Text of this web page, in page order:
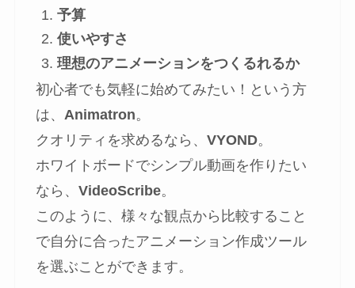
予算
使いやすさ
理想のアニメーションをつくるれるか
初心者でも気軽に始めてみたい！という方
は、 Animatron。
クオリティを求めるなら、 VYOND。
ホワイトボードでシンプル動画を作りたい
なら、 VideoScribe。
このように、様々な観点から比較すること
で自分に合ったアニメーション作成ツール
を選ぶことができます。